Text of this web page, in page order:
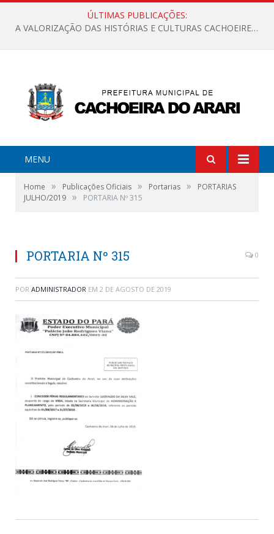
ÚLTIMAS PUBLICAÇÕES:
A VALORIZAÇÃO DAS HISTÓRIAS E CULTURAS CACHOEIRENSES
MENU
Home » Publicações Oficiais » Portarias »
PORTARIAS
JULHO/2019 » PORTARIA Nº 315
PORTARIA Nº 315 0
POR ADMINISTRADOR EM 2 DE AGOSTO DE 2019